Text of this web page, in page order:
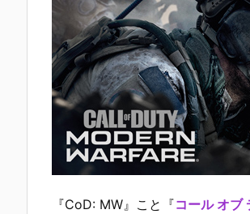
『CoD: MW』こと『コール オブ